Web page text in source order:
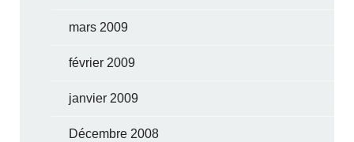
mars 2009
février 2009
janvier 2009
Décembre 2008